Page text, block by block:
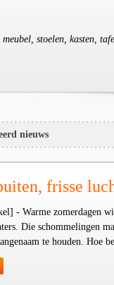
stoelen, kasten,
nieuws
frisse
- Warme zomerdagen
Die schommelingen
te houden. Hoe